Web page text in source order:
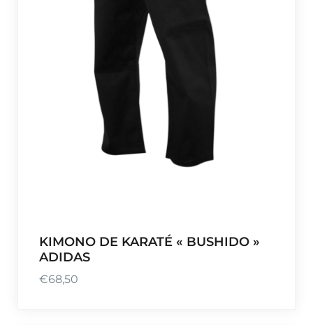
KIMONO DE KARATÉ « BUSHIDO »
ADIDAS
€68,50